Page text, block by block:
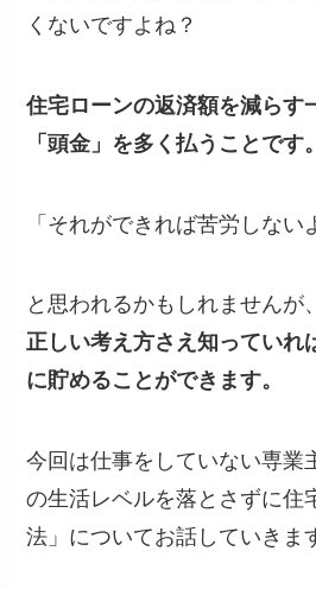
くないですよね？
住宅ローンの返済額を減らす
「頭金」を多く払うことです。
「それができれば苦労しない
と思われるかもしれませんが、
正しい考え方さえ知っていれ
に貯めることができます。
今回は仕事をしていない専業
の生活レベルを落とさずに住
法」についてお話していきま